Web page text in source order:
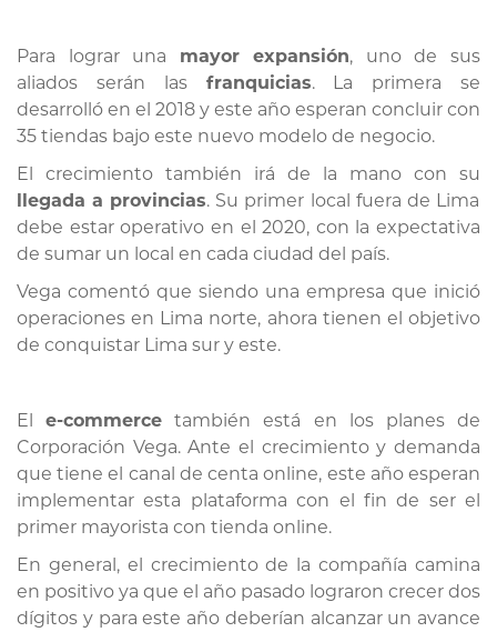
Para lograr una mayor expansión, uno de sus
aliados serán las franquicias. La primera se
desarrolló en el 2018 y este año esperan concluir con
35 tiendas bajo este nuevo modelo de negocio.
El crecimiento también irá de la mano con su
llegada a provincias. Su primer local fuera de Lima
debe estar operativo en el 2020, con la expectativa
de sumar un local en cada ciudad del país.
Vega comentó que siendo una empresa que inició
operaciones en Lima norte, ahora tienen el objetivo
de conquistar Lima sur y este.
Ele-commerce también está en los planes de
Corporación Vega. Ante el crecimiento y demanda
que tiene el canal de centa online, este año esperan
implementar esta plataforma con el fin de ser el
primer mayorista con tienda online.
En general, el crecimiento de la compañía camina
en positivo ya que el año pasado lograron crecer dos
dígitos y para este año deberían alcanzar un avance